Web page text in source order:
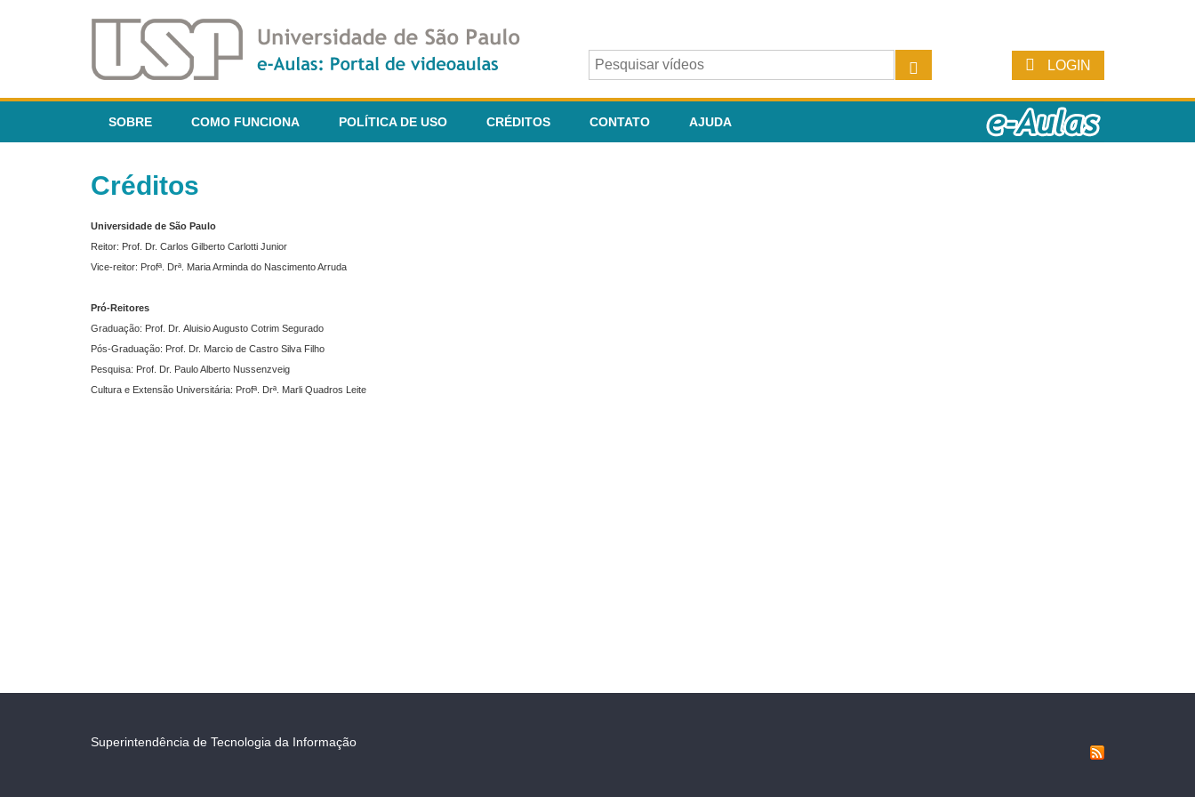
LOGIN
SOBRE COMO FUNCIONA POLÍTICA DE USO CRÉDITOS CONTATO AJUDA
Créditos
Universidade de São Paulo
Reitor: Prof. Dr. Carlos Gilberto Carlotti Junior
Vice-reitor: Profª. Drª. Maria Arminda do Nascimento Arruda
Pró-Reitores
Graduação: Prof. Dr. Aluisio Augusto Cotrim Segurado
Pós-Graduação: Prof. Dr. Marcio de Castro Silva Filho
Pesquisa: Prof. Dr. Paulo Alberto Nussenzveig
Cultura e Extensão Universitária: Profª. Drª. Marli Quadros Leite
Superintendência de Tecnologia da Informação